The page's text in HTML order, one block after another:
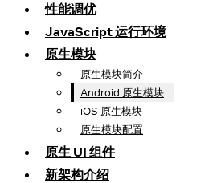
性能调优
JavaScript 运行环境
原生模块
原生模块简介
Android 原生模块
iOS 原生模块
原生模块配置
原生 UI 组件
新架构介绍